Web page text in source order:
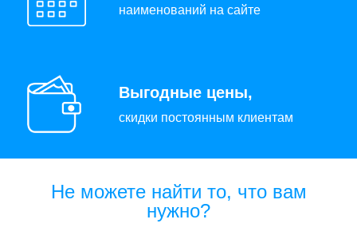
наименований на сайте
Выгодные цены,
скидки постоянным клиентам
Не можете найти то, что вам
нужно?